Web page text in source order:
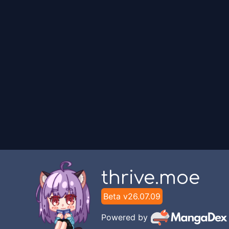
Chapter4
World Romance Translation
Chapter3
World Romance Translation
thrive.moe
Beta v26.07.09
Powered by